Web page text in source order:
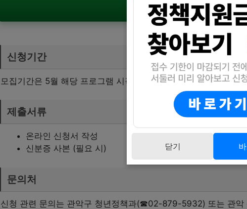
공식공고 확인하
신청기간
모집기간은 5월 해당 프로그램 시작 3일 전까지입니다. 신청을
제출서류
온라인 신청서 작성
신분증 사본 (필요 시)
문의처
신청 관련 문의는 관악구 청년정책과(☎02-879-5932) 또는 관
닫기